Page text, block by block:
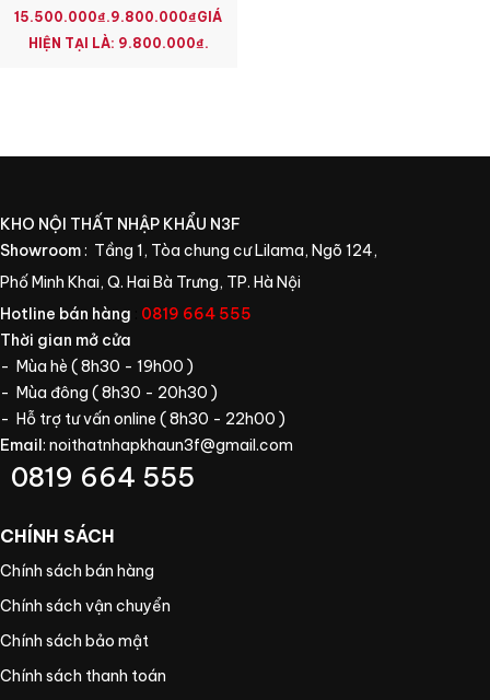
15.500.000₫.9.800.000₫GIÁ
HIỆN TẠI LÀ: 9.800.000₫.
KHO NỘI THẤT NHẬP KHẨU N3F
Showroom: Tầng 1, Tòa chung cư Lilama, Ngõ 124,
Phố Minh Khai, Q. Hai Bà Trưng, TP. Hà Nội
Hotline bán hàng
0819 664 555
Thời gian mở cửa
- Mùa hè ( 8h30 - 19h00 )
- Mùa đông ( 8h30 - 20h30 )
- Hỗ trợ tư vấn online ( 8h30 - 22h00 )
Email: noithatnhapkhaun3f@gmail.com
0819 664 555
CHÍNH SÁCH
Chính sách bán hàng
Chính sách vận chuyển
Chính sách bảo mật
Chính sách thanh toán